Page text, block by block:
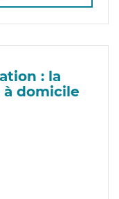
: la
domicile